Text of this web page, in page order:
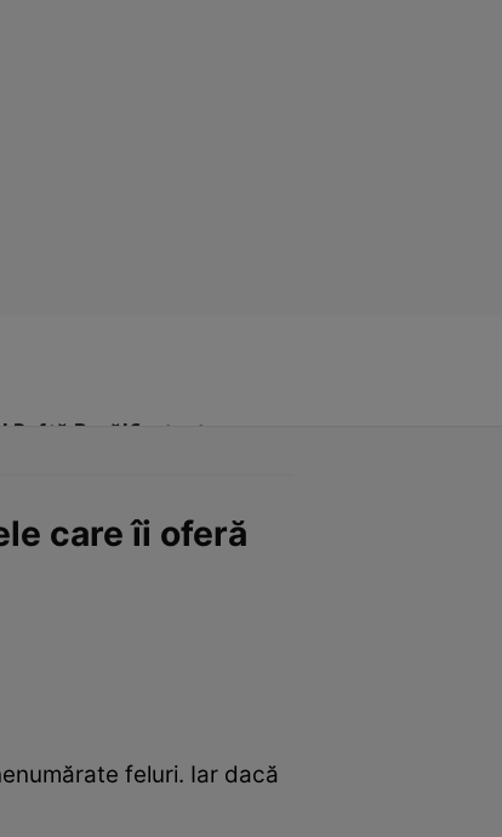
Poftă Bună!Contact
care îi oferă
feluri. Iar dacă